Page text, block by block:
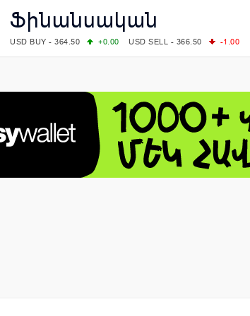
Ֆինանսական
USD BUY - 364.50 +0.00 USD SELL - 366.50
-1.00
COMEX: PLATINUM - 1765.90
LME: ALUMINIUM - 3184.00
-0.27 COPPER - 13791.00
LME: NICKEL - 17249.00
+0.09 TIN - 55268.00
+2.50
LME: LEAD - 1877.50
-1.00 ZINC - 3643.00
+1.43
FOREX: USD/JPY - 157.68
+0.12 EUR/GBP - 1.1548
FOREX: EUR/USD - 1.1548
+0.11 GBP/USD - 1.3459